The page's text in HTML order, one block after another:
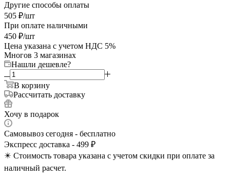
Другие способы оплаты
505 ₽/шт
При оплате наличными
450 ₽/шт
Цена указана с учетом НДС 5%
Многов 3 магазинах
Нашли дешевле?
В корзину
Рассчитать доставку
Хочу в подарок
Самовывоз сегодня - бесплатно
Экспресс доставка - 499 ₽
✴️ Стоимость товара указана с учетом скидки при оплате за
наличный расчет.